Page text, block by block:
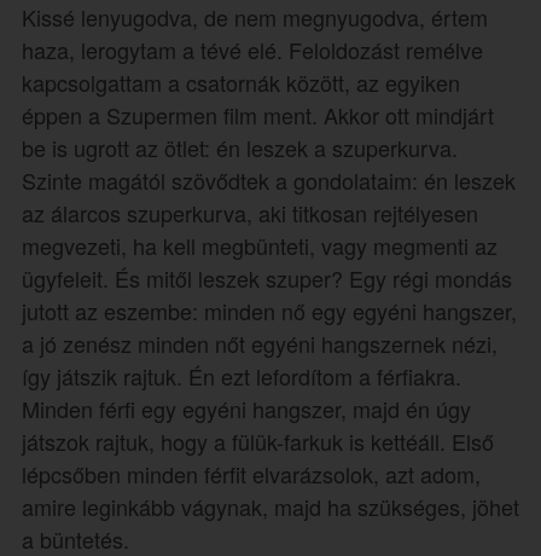
Kissé lenyugodva, de nem megnyugodva, értem
haza, lerogytam a tévé elé. Feloldozást remélve
kapcsolgattam a csatornák között, az egyiken
éppen a Szupermen film ment. Akkor ott mindjárt
be is ugrott az ötlet: én leszek a szuperkurva.
Szinte magától szövődtek a gondolataim: én leszek
az álarcos szuperkurva, aki titkosan rejtélyesen
megvezeti, ha kell megbünteti, vagy megmenti az
ügyfeleit. És mitől leszek szuper? Egy régi mondás
jutott az eszembe: minden nő egy egyéni hangszer,
a jó zenész minden nőt egyéni hangszernek nézi,
így játszik rajtuk. Én ezt lefordítom a férfiakra.
Minden férfi egy egyéni hangszer, majd én úgy
játszok rajtuk, hogy a fülük-farkuk is kettéáll. Első
lépcsőben minden férfit elvarázsolok, azt adom,
amire leginkább vágynak, majd ha szükséges, jöhet
a büntetés.